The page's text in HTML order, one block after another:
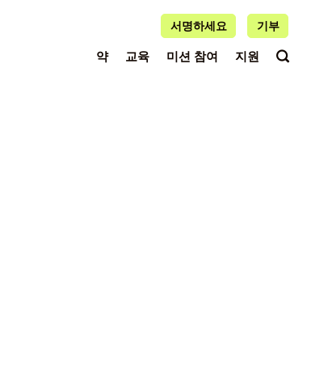
서명하세요 기부
약 교육 미션 참여 지원 